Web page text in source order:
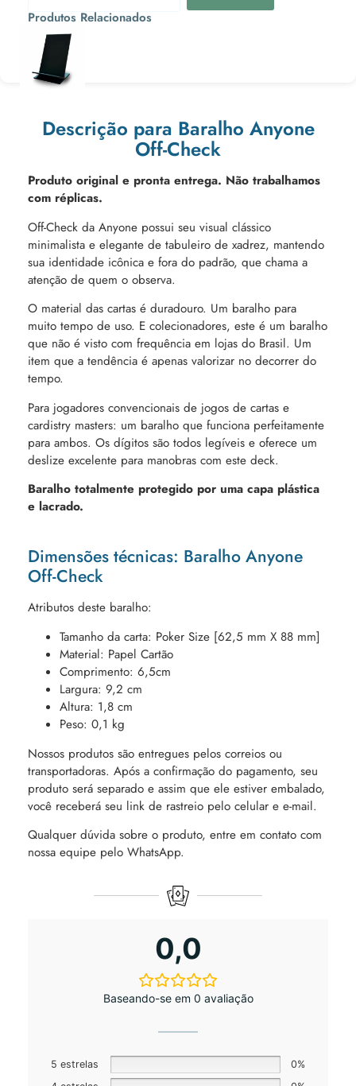
Produtos Relacionados
Descrição para Baralho Anyone
Off-Check
Produto original e pronta entrega. Não trabalhamos
com réplicas.
Off-Check da Anyone possui seu visual clássico
minimalista e elegante de tabuleiro de xadrez, mantendo
sua identidade icônica e fora do padrão, que chama a
atenção de quem o observa.
O material das cartas é duradouro. Um baralho para
muito tempo de uso. E colecionadores, este é um baralho
que não é visto com frequência em lojas do Brasil. Um
item que a tendência é apenas valorizar no decorrer do
tempo.
Para jogadores convencionais de jogos de cartas e
cardistry masters: um baralho que funciona perfeitamente
para ambos. Os dígitos são todos legíveis e oferece um
deslize excelente para manobras com este deck.
Baralho totalmente protegido por uma capa plástica
e lacrado.
Dimensões técnicas: Baralho Anyone
Off-Check
Atributos deste baralho:
Tamanho da carta: Poker Size [62,5 mm X 88 mm]
Material: Papel Cartão
Comprimento: 6,5cm
Largura: 9,2 cm
Altura: 1,8 cm
Peso: 0,1 kg
Nossos produtos são entregues pelos correios ou
transportadoras. Após a confirmação do pagamento, seu
produto será separado e assim que ele estiver embalado,
você receberá seu link de rastreio pelo celular e e-mail.
Qualquer dúvida sobre o produto, entre em contato com
nossa equipe pelo WhatsApp.
0,0
Baseando-se em 0 avaliação
5 estrelas
0%